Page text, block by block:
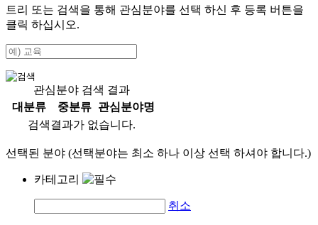
트리 또는 검색을 통해 관심분야를 선택 하신 후 등록 버튼을
클릭 하십시오.
관심분야 검색 결과
대분류
중분류
관심분야명
검색결과가 없습니다.
선택된 분야 (선택분야는 최소 하나 이상 선택 하셔야 합니다.)
카테고리
취소